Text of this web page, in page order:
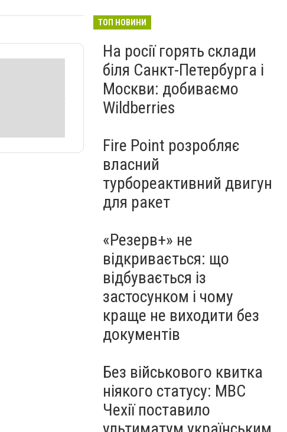
ТОП НОВИНИ
На росії горять склади
біля Санкт-Петербурга і
Москви: добиваємо
Wildberries
Fire Point розробляє
власний
турбореактивний двигун
для ракет
«Резерв+» не
відкривається: що
відбувається із
застосунком і чому
краще не виходити без
документів
Без військового квитка
ніякого статусу: МВС
Чехії поставило